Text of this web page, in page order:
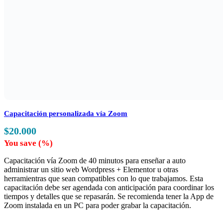
Capacitación personalizada vía Zoom
$20.000
You save (%)
Capacitación vía Zoom de 40 minutos para enseñar a auto
administrar un sitio web Wordpress + Elementor u otras
herramientras que sean compatibles con lo que trabajamos. Esta
capacitación debe ser agendada con anticipación para coordinar los
tiempos y detalles que se repasarán. Se recomienda tener la App de
Zoom instalada en un PC para poder grabar la capacitación.